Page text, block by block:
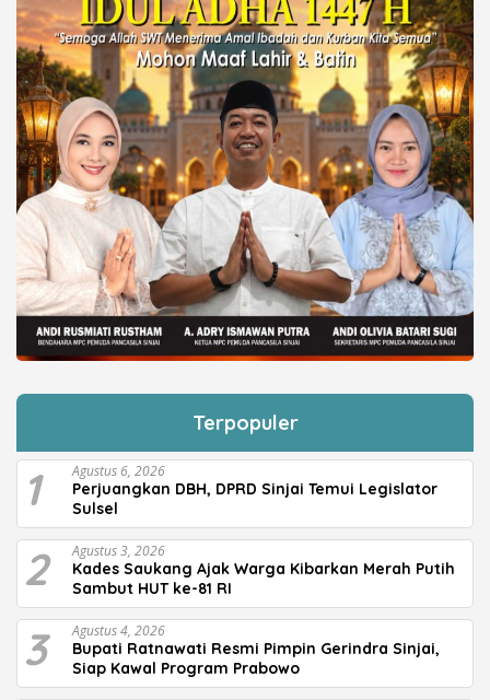
Terpopuler
1 Agustus 6, 2026
Perjuangkan DBH, DPRD Sinjai Temui Legislator
Sulsel
2 Agustus 3, 2026
Kades Saukang Ajak Warga Kibarkan Merah Putih
Sambut HUT ke-81 RI
3 Agustus 4, 2026
Bupati Ratnawati Resmi Pimpin Gerindra Sinjai,
Siap Kawal Program Prabowo